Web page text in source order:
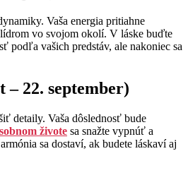
Vaša energia pritiahne
vo svojom okolí. V láske buďte
podľa vašich predstáv, ale nakoniec sa
– 22. september)
detaily. Vaša dôslednosť bude
živote sa snažte vypnúť a
sa dostaví, ak budete láskaví aj